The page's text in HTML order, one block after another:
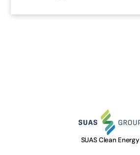
SUAS Clean Energy